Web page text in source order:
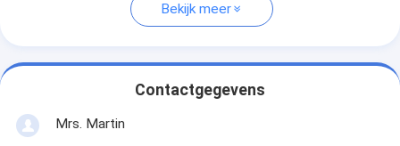
Bekijk meer
Contactgegevens
Mrs. Martin